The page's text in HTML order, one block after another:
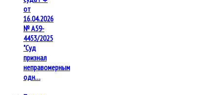
от
16.04.2026
№ А59-
4453/2025
"Суд
признал
неправомерным
одн…